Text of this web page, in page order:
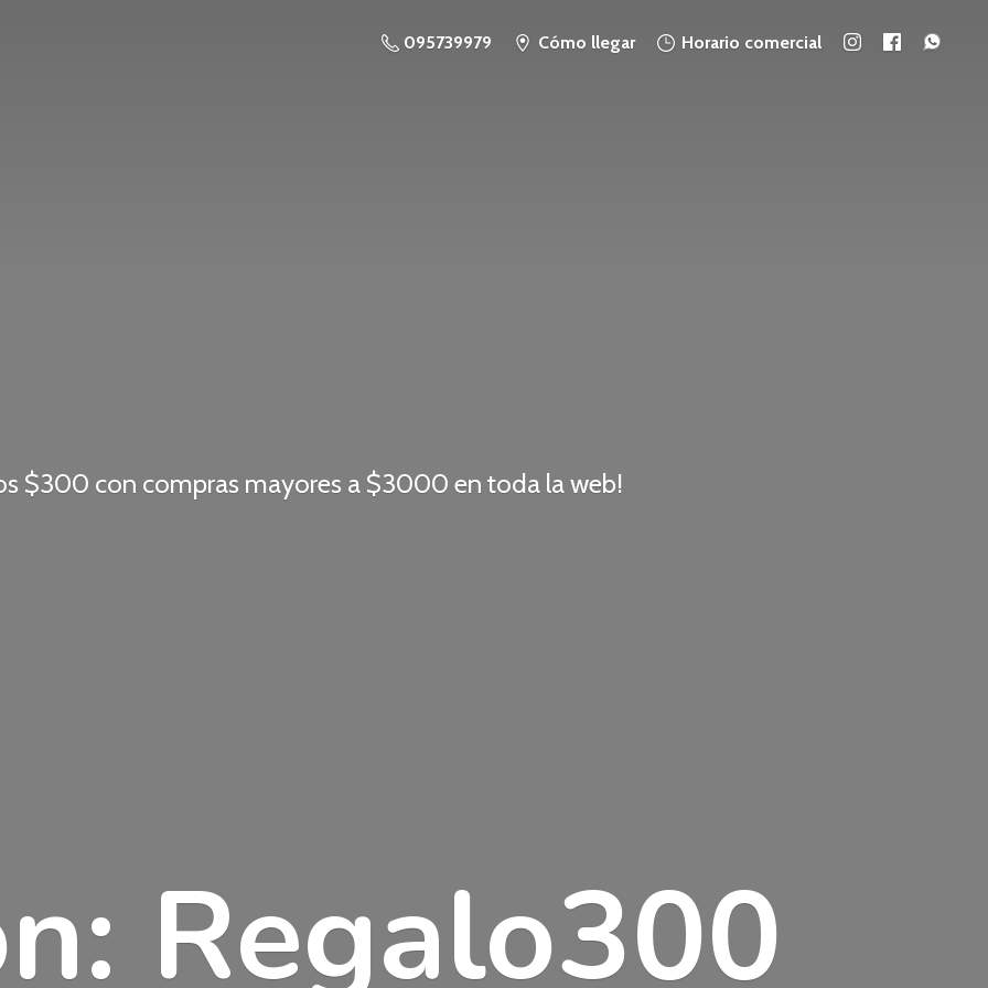
095739979 Cómo llegar Horario comercial
Regalo300
$300 con compras mayores a $3000 en toda la web!